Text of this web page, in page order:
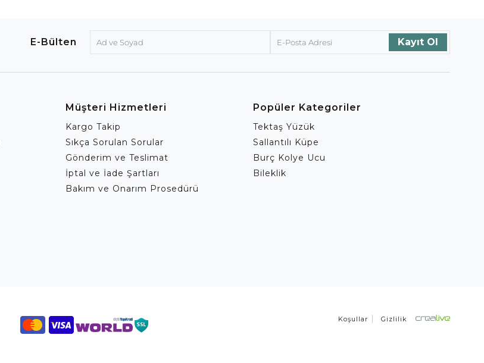
E-Bülten
Müşteri Hizmetleri
Kargo Takip
Sıkça Sorulan Sorular
Gönderim ve Teslimat
İptal ve İade Şartları
Bakım ve Onarım Prosedürü
Popüler Kategoriler
Tektaş Yüzük
Sallantılı Küpe
Burç Kolye Ucu
Bileklik
Koşullar Gizlilik